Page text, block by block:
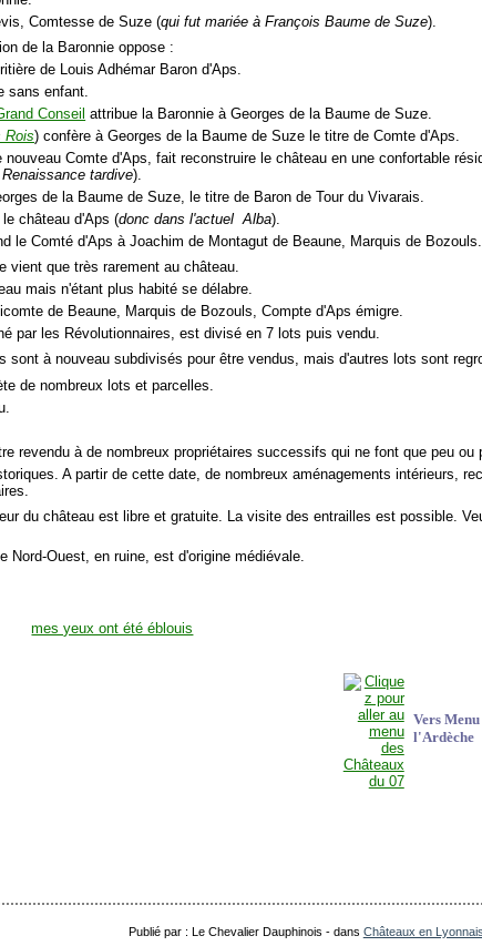
Comtesse de Suze (qui fut mariée à François Baume de Suze).
de la Baronnie oppose :
de Louis Adhémar Baron d'Aps.
sans enfant.
Conseil attribue la Baronnie à Georges de la Baume de Suze.
Rois) confère à Georges de la Baume de Suze le titre de Comte d'Aps.
Comte d'Aps, fait reconstruire le château en une confortable
tardive).
de la Baume de Suze, le titre de Baron de Tour du Vivarais.
château d'Aps (donc dans l'actuel Alba).
le Comté d'Aps à Joachim de Montagut de Beaune, Marquis de Bozouls.
vient que très rarement au château.
mais n'étant plus habité se délabre.
de Beaune, Marquis de Bozouls, Compte d'Aps émigre.
par les Révolutionnaires, est divisé en 7 lots puis vendu.
sont à nouveau subdivisés pour être vendus, mais d'autres lots sont
de nombreux lots et parcelles.
revendu à de nombreux propriétaires successifs qui ne font que peu ou
A partir de cette date, de nombreux aménagements intérieurs,
du château est libre et gratuite. La visite des entrailles est possible.
Nord-Ouest, en ruine, est d'origine médiévale.
Vers
l'Ardèche
Publié par : Le Chevalier Dauphinois -dans Châteaux en